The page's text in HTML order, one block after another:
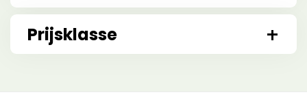
Prijsklasse